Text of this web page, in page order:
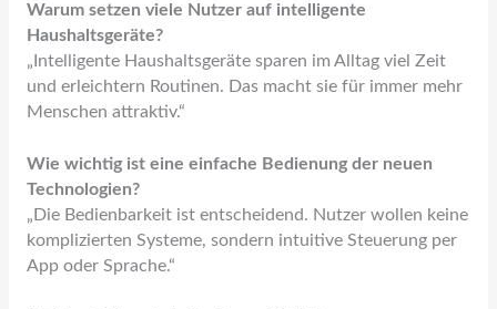
Warum setzen viele Nutzer auf intelligente
Haushaltsgeräte?
„Intelligente Haushaltsgeräte sparen im Alltag viel Zeit
und erleichtern Routinen. Das macht sie für immer mehr
Menschen attraktiv.“
Wie wichtig ist eine einfache Bedienung der neuen
Technologien?
„Die Bedienbarkeit ist entscheidend. Nutzer wollen keine
komplizierten Systeme, sondern intuitive Steuerung per
App oder Sprache.“